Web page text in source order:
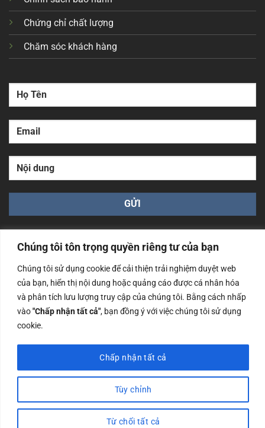
Chúng tôi tôn trọng quyền riêng tư của bạn
Chúng tôi sử dụng cookie để cải thiện trải nghiệm duyệt web
của bạn, hiển thị nội dung hoặc quảng cáo được cá nhân hóa
và phân tích lưu lượng truy cập của chúng tôi. Bằng cách nhấp
vào"Chấp nhận tất cả", bạn đồng ý với việc chúng tôi sử dụng
cookie.
Tùy chỉnh
Từ chối tất cả
Chấp nhận tất cả
Chứng chỉ chất lượng
Chăm sóc khách hàng
Công ty TNHH Nam Bình Xương - Số ĐKKD: 0108783483
cấp ngày 14/06/2019 bởi Sở Kế Hoạch và Đầu Tư Tp. Hà
Nội
Copyrights @2023 Nam Binh Xuong. All Rights Reserved